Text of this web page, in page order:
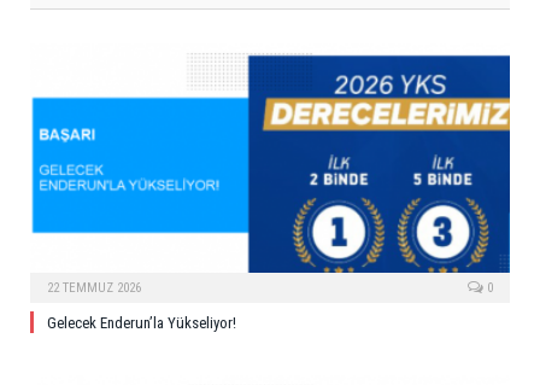
22 TEMMUZ 2026 0
Gelecek Enderun’la Yükseliyor!